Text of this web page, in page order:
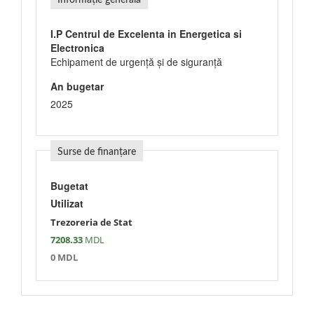
I.P Centrul de Excelenta in Energetica si
Electronica
Echipament de urgenţă şi de siguranţă
An bugetar
2025
Surse de finanțare
Bugetat
Utilizat
Trezoreria de Stat
7208.33 MDL
0 MDL